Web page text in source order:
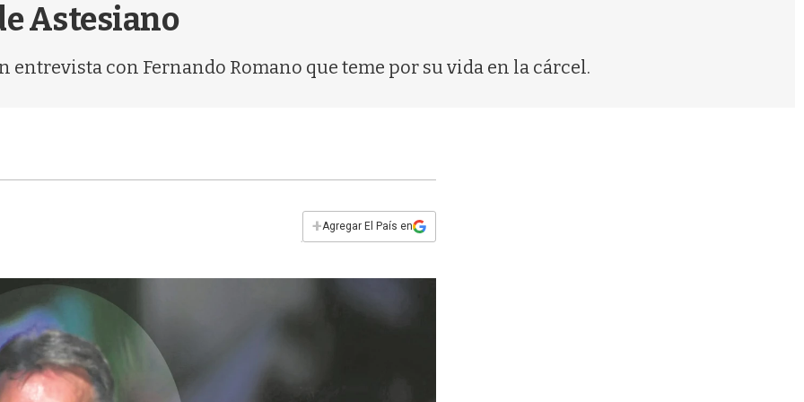
Astesiano
entrevista con Fernando Romano que teme por su vida en la cárcel.
+Agregar El País en